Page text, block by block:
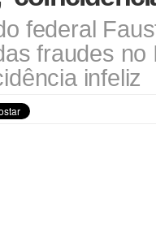
federal
fraudes
infeliz